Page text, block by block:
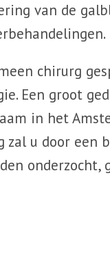
van de
chirurg
Een groot
in het
zal u door een
onderzocht,